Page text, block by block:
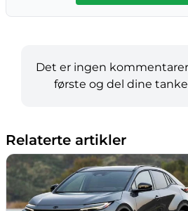
Det er ingen
første og del dine
Relaterte artikler